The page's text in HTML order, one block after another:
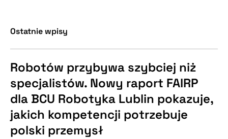
Ostatnie wpisy
Robotów przybywa szybciej niż
specjalistów. Nowy raport FAIRP
dla BCU Robotyka Lublin pokazuje,
jakich kompetencji potrzebuje
polski przemysł